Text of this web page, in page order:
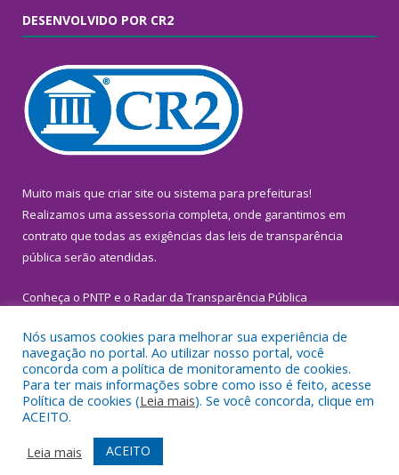
DESENVOLVIDO POR CR2
Muito mais que criar site ou sistema para prefeituras!
Realizamos uma assessoria completa, onde garantimos em
contrato que todas as exigências das leis de transparência
pública serão atendidas.
Conheça o PNTP e o Radar da Transparência Pública
Todos os direitos reservados a Prefeitura Municipal de
Inhangapi.
Mapa do Site
Acessar Área Administrativa
Acessar Webmail
Nós usamos cookies para melhorar sua experiência de
navegação no portal. Ao utilizar nosso portal, você
concorda com a política de monitoramento de cookies.
Para ter mais informações sobre como isso é feito, acesse
Política de cookies (Leia mais). Se você concorda, clique em
ACEITO.
Leia mais
ACEITO